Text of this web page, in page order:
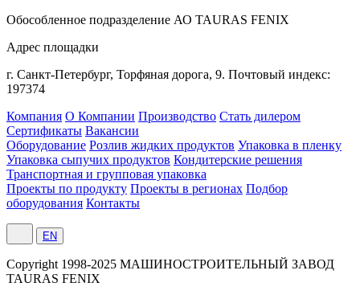
Обособленное подразделение АО TAURAS FENIX
Адрес площадки
г. Санкт-Петербург, Торфяная дорога, 9. Почтовый индекс:
197374
Компания О Компании Производство Стать дилером
Сертификаты Вакансии
Оборудование Розлив жидких продуктов Упаковка в пленку
Упаковка сыпучих продуктов Кондитерские решения
Транспортная и групповая упаковка
Проекты по продукту Проекты в регионах Подбор
оборудования Контакты
EN
Сopyright 1998-2025 МАШИНОСТРОИТЕЛЬНЫЙ ЗАВОД
TAURAS FENIX